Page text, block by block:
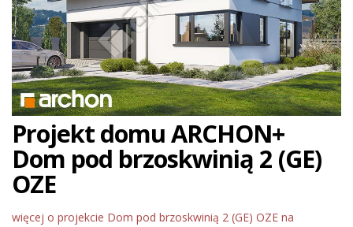
Projekt domu ARCHON+
Dom pod brzoskwinią 2 (GE)
OZE
więcej o projekcie Dom pod brzoskwinią 2 (GE) OZE na